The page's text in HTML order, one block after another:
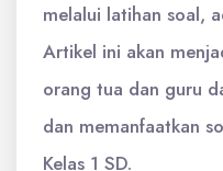
melalui latihan soal,
Artikel ini akan
orang tua dan guru
dan memanfaatkan
Kelas 1 SD.